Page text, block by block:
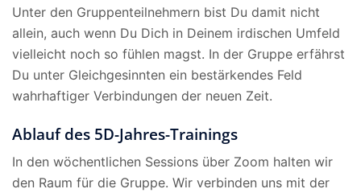
Unter den Gruppenteilnehmern bist Du damit nicht
allein, auch wenn Du Dich in Deinem irdischen Umfeld
vielleicht noch so fühlen magst. In der Gruppe erfährst
Du unter Gleichgesinnten ein bestärkendes Feld
wahrhaftiger Verbindungen der neuen Zeit.
Ablauf des 5D-Jahres-Trainings
In den wöchentlichen Sessions über Zoom halten wir
den Raum für die Gruppe. Wir verbinden uns mit der